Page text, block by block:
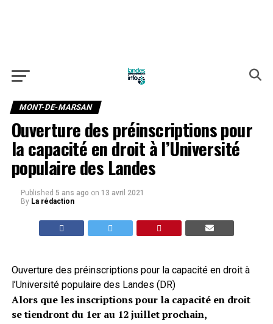
MONT-DE-MARSAN
Ouverture des préinscriptions pour
la capacité en droit à l’Université
populaire des Landes
Published 5 ans ago on 13 avril 2021
By La rédaction
Ouverture des préinscriptions pour la capacité en droit à
l’Université populaire des Landes (DR)
Alors que les inscriptions pour la capacité en droit
se tiendront du 1er au 12 juillet prochain,